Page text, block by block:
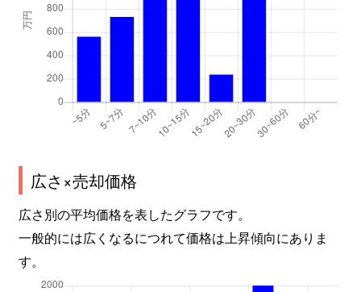
広さ×売却価格
広さ別の平均価格を表したグラフです。
一般的には広くなるにつれて価格は上昇傾向にありま
す。